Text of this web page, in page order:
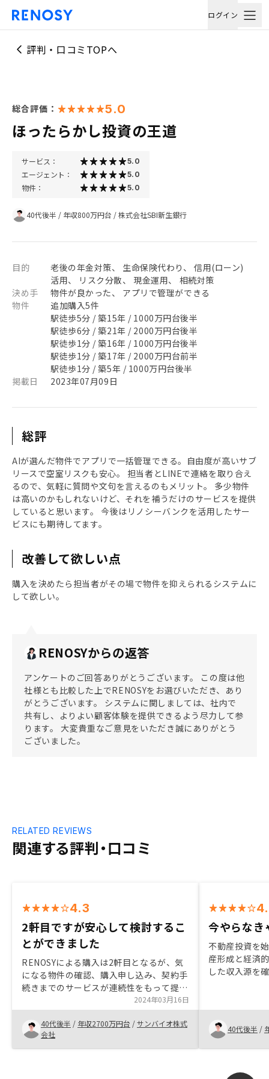
ログイン
評判・口コミTOPへ
総合評価： 5.0
ほったらかし投資の王道
サービス： 5.0
エージェント： 5.0
物件： 5.0
40代後半 / 年収800万円台 /株式会社SBI新生銀行
目的
老後の年金対策、 生命保険代わり、 信用(ローン)
活用、 リスク分散、 現金運用、 相続対策
決め手
物件が良かった、 アプリで管理ができる
物件
追加購入5件
駅徒歩5分 / 築15年 / 1000万円台後半
駅徒歩6分 / 築21年 / 2000万円台後半
駅徒歩1分 / 築16年 / 1000万円台後半
駅徒歩1分 / 築17年 / 2000万円台前半
駅徒歩1分 / 築5年 / 1000万円台後半
掲載日
2023年07月09日
総評
AIが選んだ物件でアプリで一括管理できる。自由度が高いサブ
リースで空室リスクも安心。 担当者とLINEで連絡を取り合え
るので、気軽に質問や文句を言えるのもメリット。 多少物件
は高いのかもしれないけど、それを補うだけのサービスを提供
していると思います。 今後はリノシーバンクを活用したサー
ビスにも期待してます。
改善して欲しい点
購入を決めたら担当者がその場で物件を抑えられるシステムに
して欲しい。
RENOSYからの返答
アンケートのご回答ありがとうございます。 この度は他
社様とも比較した上でRENOSYをお選びいただき、あり
がとうございます。 システムに関しましては、社内で
共有し、よりよい顧客体験を提供できるよう尽力して参
ります。 大変貴重なご意見をいただき誠にありがとう
ございました。
関連する評判・口コミ
RELATED REVIEWS
4.3
2軒目ですが安心して検討するこ
とができました
RENOSYによる購入は2軒目となるが、気
になる物件の確認、購入申し込み、契約手
続きまでのサービスが連続性をもって提供
されるため、安心して購入完了にいたるこ
とができている点は大きなメリットと感じ
ています。
2024年03月16日
40代後半 / 年収2700万円台 /サンバイオ株式
会社
今やらなき
不動産投資を
産形成と経済
した収入源を
対策にもなる
た話を聞き、
した。勉強を
た際の達成感
40代後半 /